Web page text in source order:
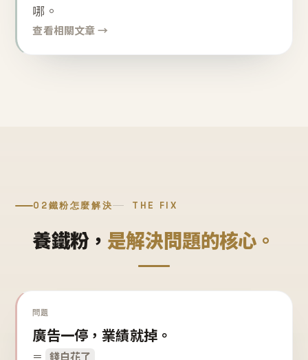
哪。
查看相關文章 →
02鐵粉怎麼解決 THE FIX
養鐵粉， 是解決問題的核心。
問題
廣告一停，業績就掉。
＝ 錢白花了